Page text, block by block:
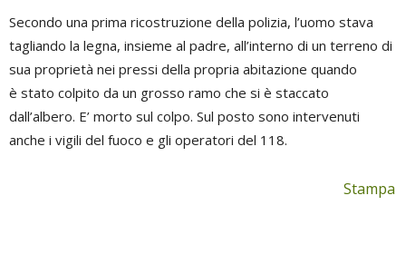
Secondo una prima ricostruzione della polizia, l’uomo stava
tagliando la legna, insieme al padre, all’interno di un terreno di
sua proprietà nei pressi della propria abitazione quando
è stato colpito da un grosso ramo che si è staccato
dall’albero. E’ morto sul colpo. Sul posto sono intervenuti
anche i vigili del fuoco e gli operatori del 118.
Stampa